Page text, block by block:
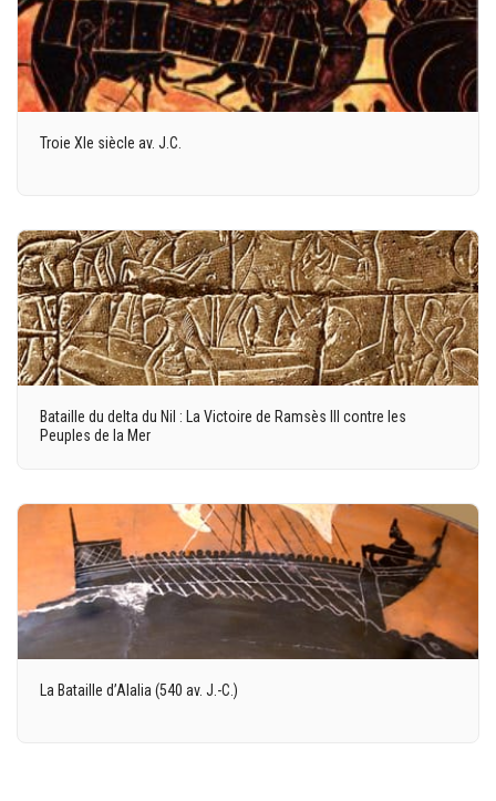
Troie XIe siècle av. J.C.
Bataille du delta du Nil : La Victoire de Ramsès III contre les
Peuples de la Mer
La Bataille d’Alalia (540 av. J.-C.)